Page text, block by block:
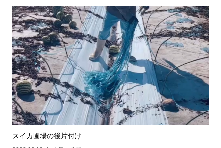
スイカ圃場の後片付け